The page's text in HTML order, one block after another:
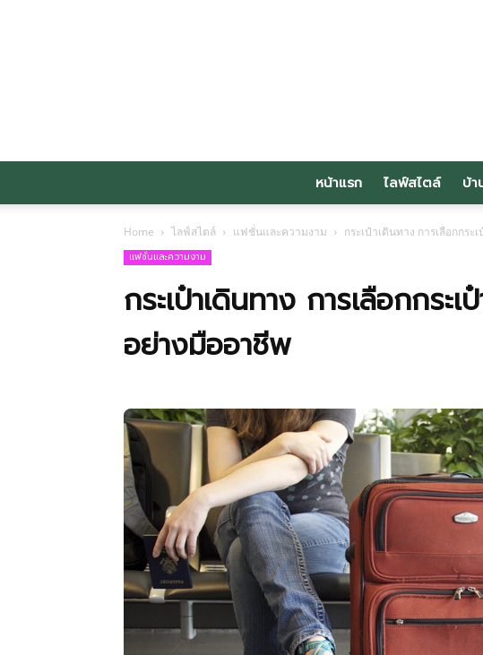
หน้าแรก ไลฟ์สไตล์ บ้า
Home ไลฟ์สไตล์ แฟชั่นและความงาม กระเป๋าเดินทาง การเลือกกร
แฟชั่นและความงาม
กระเป๋าเดินทาง การเลือกกระเ
อย่างมืออาชีพ